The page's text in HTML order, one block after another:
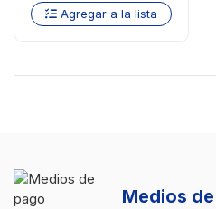
Agregar a la lista
Medios